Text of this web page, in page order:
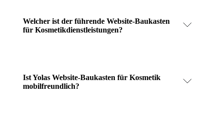
Welcher ist der führende Website-Baukasten
für Kosmetikdienstleistungen?
Ist Yolas Website-Baukasten für Kosmetik
mobilfreundlich?